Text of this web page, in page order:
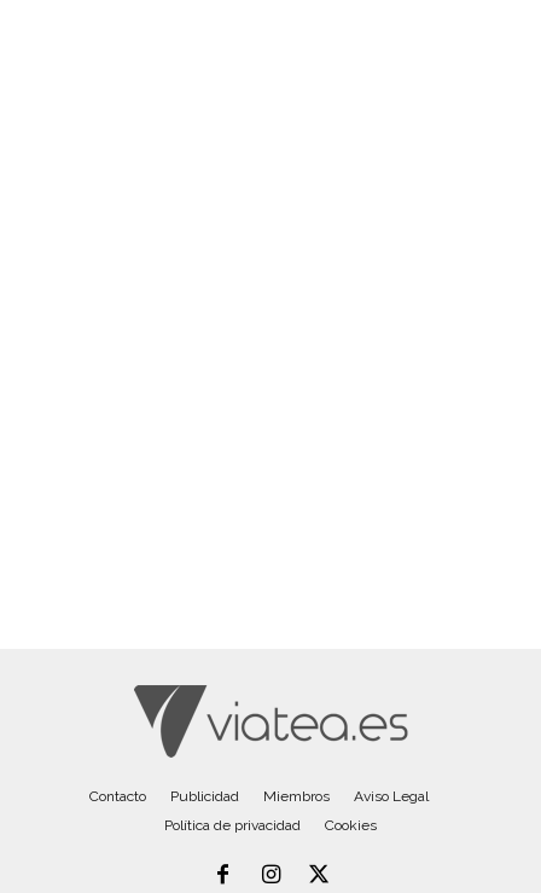
Contacto Publicidad Miembros
Aviso Legal
Política de privacidad
Cookies